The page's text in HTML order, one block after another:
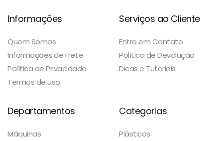
Informações
Quem Somos
Informações de Frete
Política de Privacidade
Termos de uso
Serviços ao Cliente
Entre em Contato
Política de Devolução
Dicas e Tutoriais
Departamentos
Máquinas
Categorias
Plásticos